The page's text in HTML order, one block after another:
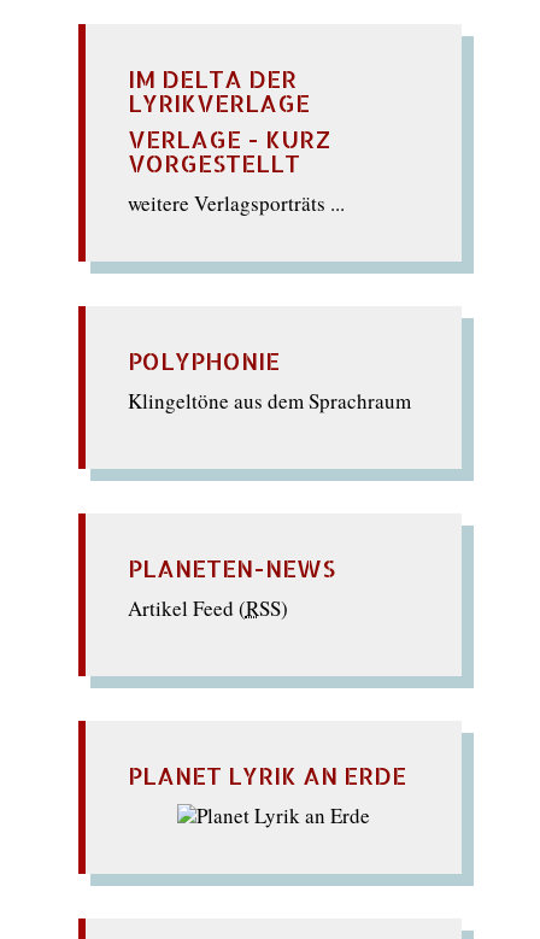
IM DELTA DER
LYRIKVERLAGE
VERLAGE - KURZ
VORGESTELLT
weitere Verlagsporträts ...
POLYPHONIE
Klingeltöne aus dem Sprachraum
PLANETEN-NEWS
Artikel Feed (RSS)
PLANET LYRIK AN ERDE